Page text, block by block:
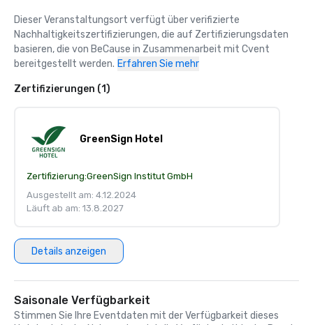
Dieser Veranstaltungsort verfügt über verifizierte
Nachhaltigkeitszertifizierungen, die auf Zertifizierungsdaten
basieren, die von BeCause in Zusammenarbeit mit Cvent
bereitgestellt werden. Erfahren Sie mehr
Zertifizierungen (1)
GreenSign Hotel
Zertifizierung:GreenSign Institut GmbH
Ausgestellt am: 4.12.2024
Läuft ab am: 13.8.2027
Details anzeigen
Saisonale Verfügbarkeit
Stimmen Sie Ihre Eventdaten mit der Verfügbarkeit dieses